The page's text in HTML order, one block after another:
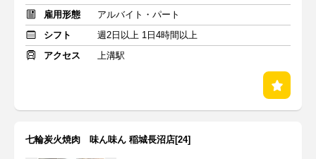
雇用形態
アルバイト・パート
シフト
週2日以上 1日4時間以上
アクセス
上溝駅
七輪炭火焼肉 味ん味ん 稲城長沼店[24]